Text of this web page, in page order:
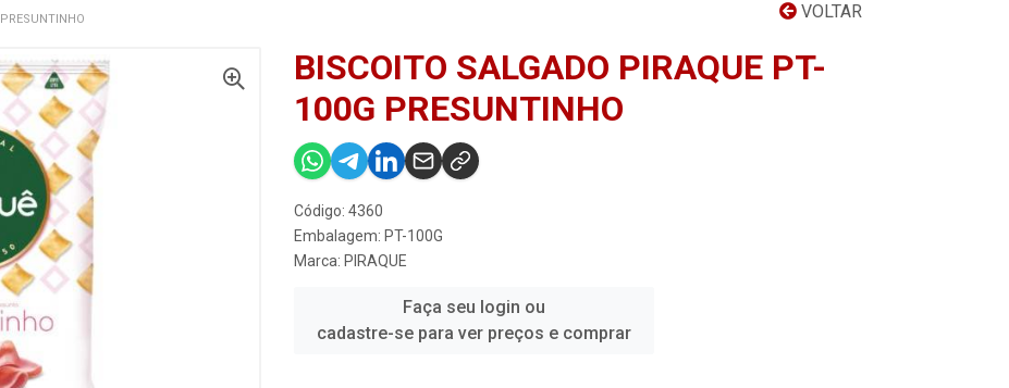
VOLTAR
BISCOITO SALGADO PIRAQUE PT-
100G PRESUNTINHO
Código: 4360
Embalagem: PT-100G
Marca: PIRAQUE
Faça seu login ou
cadastre-se para ver preços e comprar